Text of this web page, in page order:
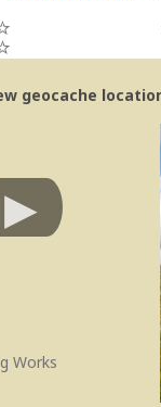
geocache
Works